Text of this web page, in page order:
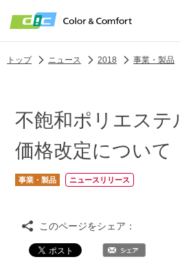
トップ ニュース 2018 事業・製品
不飽和ポリエステ
価格改定について
事業・製品 ニュースリリース
このページをシェア：